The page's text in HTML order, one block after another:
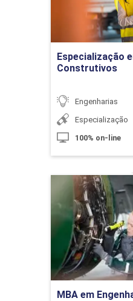
Estimativa dos
Planejamento
de Obras
Orçamento e
Especialização
Construtivos
Engenharias
Especialização
100% on-line
Ir para
MBA em
MBA
Ir para